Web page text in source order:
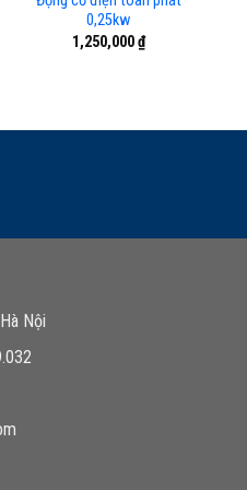
0,25kw
1,250,000₫
Nội